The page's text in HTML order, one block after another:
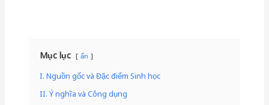
Mục lục ẩn
I. Nguồn gốc và Đặc điểm Sinh học
II. Ý nghĩa và Công dụng